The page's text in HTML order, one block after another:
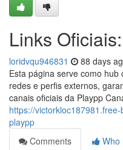
Links
loridvqu946831 88 days
Esta página serve como
redes e perfis externos,
canais oficiais da Playpp
https://
playpp
Comments
Who